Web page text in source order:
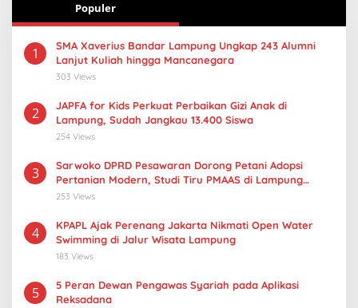
Populer
1
SMA Xaverius Bandar Lampung Ungkap 243 Alumni
Lanjut Kuliah hingga Mancanegara
303 Views
2
JAPFA for Kids Perkuat Perbaikan Gizi Anak di
Lampung, Sudah Jangkau 13.400 Siswa
254 Views
3
Sarwoko DPRD Pesawaran Dorong Petani Adopsi
Pertanian Modern, Studi Tiru PMAAS di Lampung
Tengah
253 Views
4
KPAPL Ajak Perenang Jakarta Nikmati Open Water
Swimming di Jalur Wisata Lampung
183 Views
5
5 Peran Dewan Pengawas Syariah pada Aplikasi
Reksadana